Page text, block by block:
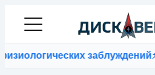
заблуждений⚡